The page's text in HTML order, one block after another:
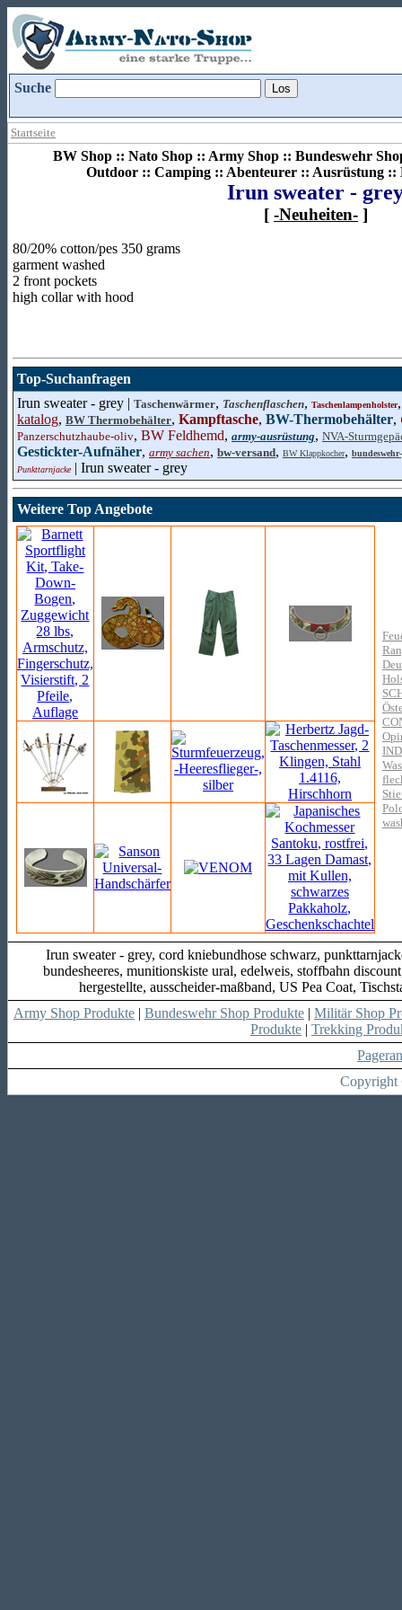
Suche
Startseite
BW Shop :: Nato Shop :: Army Shop :: Bundeswehr
Outdoor :: Camping :: Abenteurer :: Ausrüstung ::
Irun sweater -
[ -Neuheiten- ]
80/20% cotton/pes 350 grams
garment washed
2 front pockets
high collar with hood
Top-Suchanfragen
Irun sweater - grey | Taschenwärmer, Taschenflaschen, Taschenlampenholster
katalog, BW Thermobehälter, Kampftasche, BW-Thermobehälter,
Panzerschutzhaube-oliv, BW Feldhemd, army-ausrüstung, NVA-
Gestickter-Aufnäher, army sachen, bw-versand, BW Klappkocher,
Punkttarnjacke| Irun sweater - grey
Weitere Top Angebote
Irun sweater - grey, cord kniebundhose schwarz,
bundesheeres, munitionskiste ural, edelweis, stoffbahn
hergestellte, ausscheider-maßband, US Pea Coat,
Army Shop Produkte | Bundeswehr Shop Produkte | Militär Shop
Produkte | Trekking